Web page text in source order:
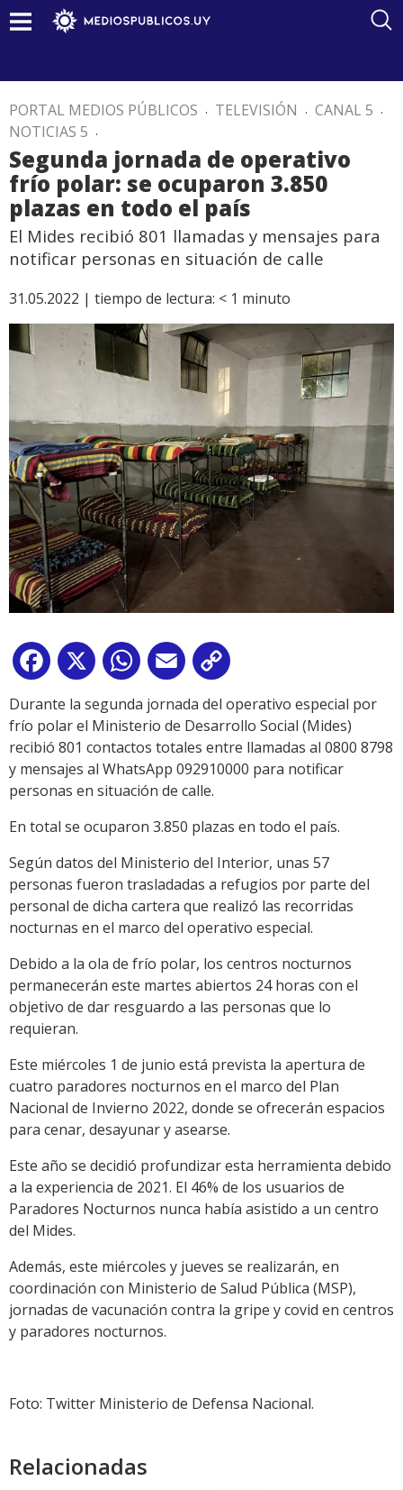
PORTAL MEDIOS PÚBLICOS . TELEVISIÓN . CANAL 5 .
NOTICIAS 5 .
Segunda jornada de operativo
frío polar: se ocuparon 3.850
plazas en todo el país
El Mides recibió 801 llamadas y mensajes para
notificar personas en situación de calle
31.05.2022 | tiempo de lectura: < 1 minuto
Facebook
X WhatsApp
Email
Link
Durante la segunda jornada del operativo especial por
frío polar el Ministerio de Desarrollo Social (Mides)
recibió 801 contactos totales entre llamadas al 0800 8798
y mensajes al WhatsApp 092910000 para notificar
personas en situación de calle.
En total se ocuparon 3.850 plazas en todo el país.
Según datos del Ministerio del Interior, unas 57
personas fueron trasladadas a refugios por parte del
personal de dicha cartera que realizó las recorridas
nocturnas en el marco del operativo especial.
Debido a la ola de frío polar, los centros nocturnos
permanecerán este martes abiertos 24 horas con el
objetivo de dar resguardo a las personas que lo
requieran.
Este miércoles 1 de junio está prevista la apertura de
cuatro paradores nocturnos en el marco del Plan
Nacional de Invierno 2022, donde se ofrecerán espacios
para cenar, desayunar y asearse.
Este año se decidió profundizar esta herramienta debido
a la experiencia de 2021. El 46% de los usuarios de
Paradores Nocturnos nunca había asistido a un centro
del Mides.
Además, este miércoles y jueves se realizarán, en
coordinación con Ministerio de Salud Pública (MSP),
jornadas de vacunación contra la gripe y covid en centros
y paradores nocturnos.
Foto: Twitter Ministerio de Defensa Nacional.
Relacionadas